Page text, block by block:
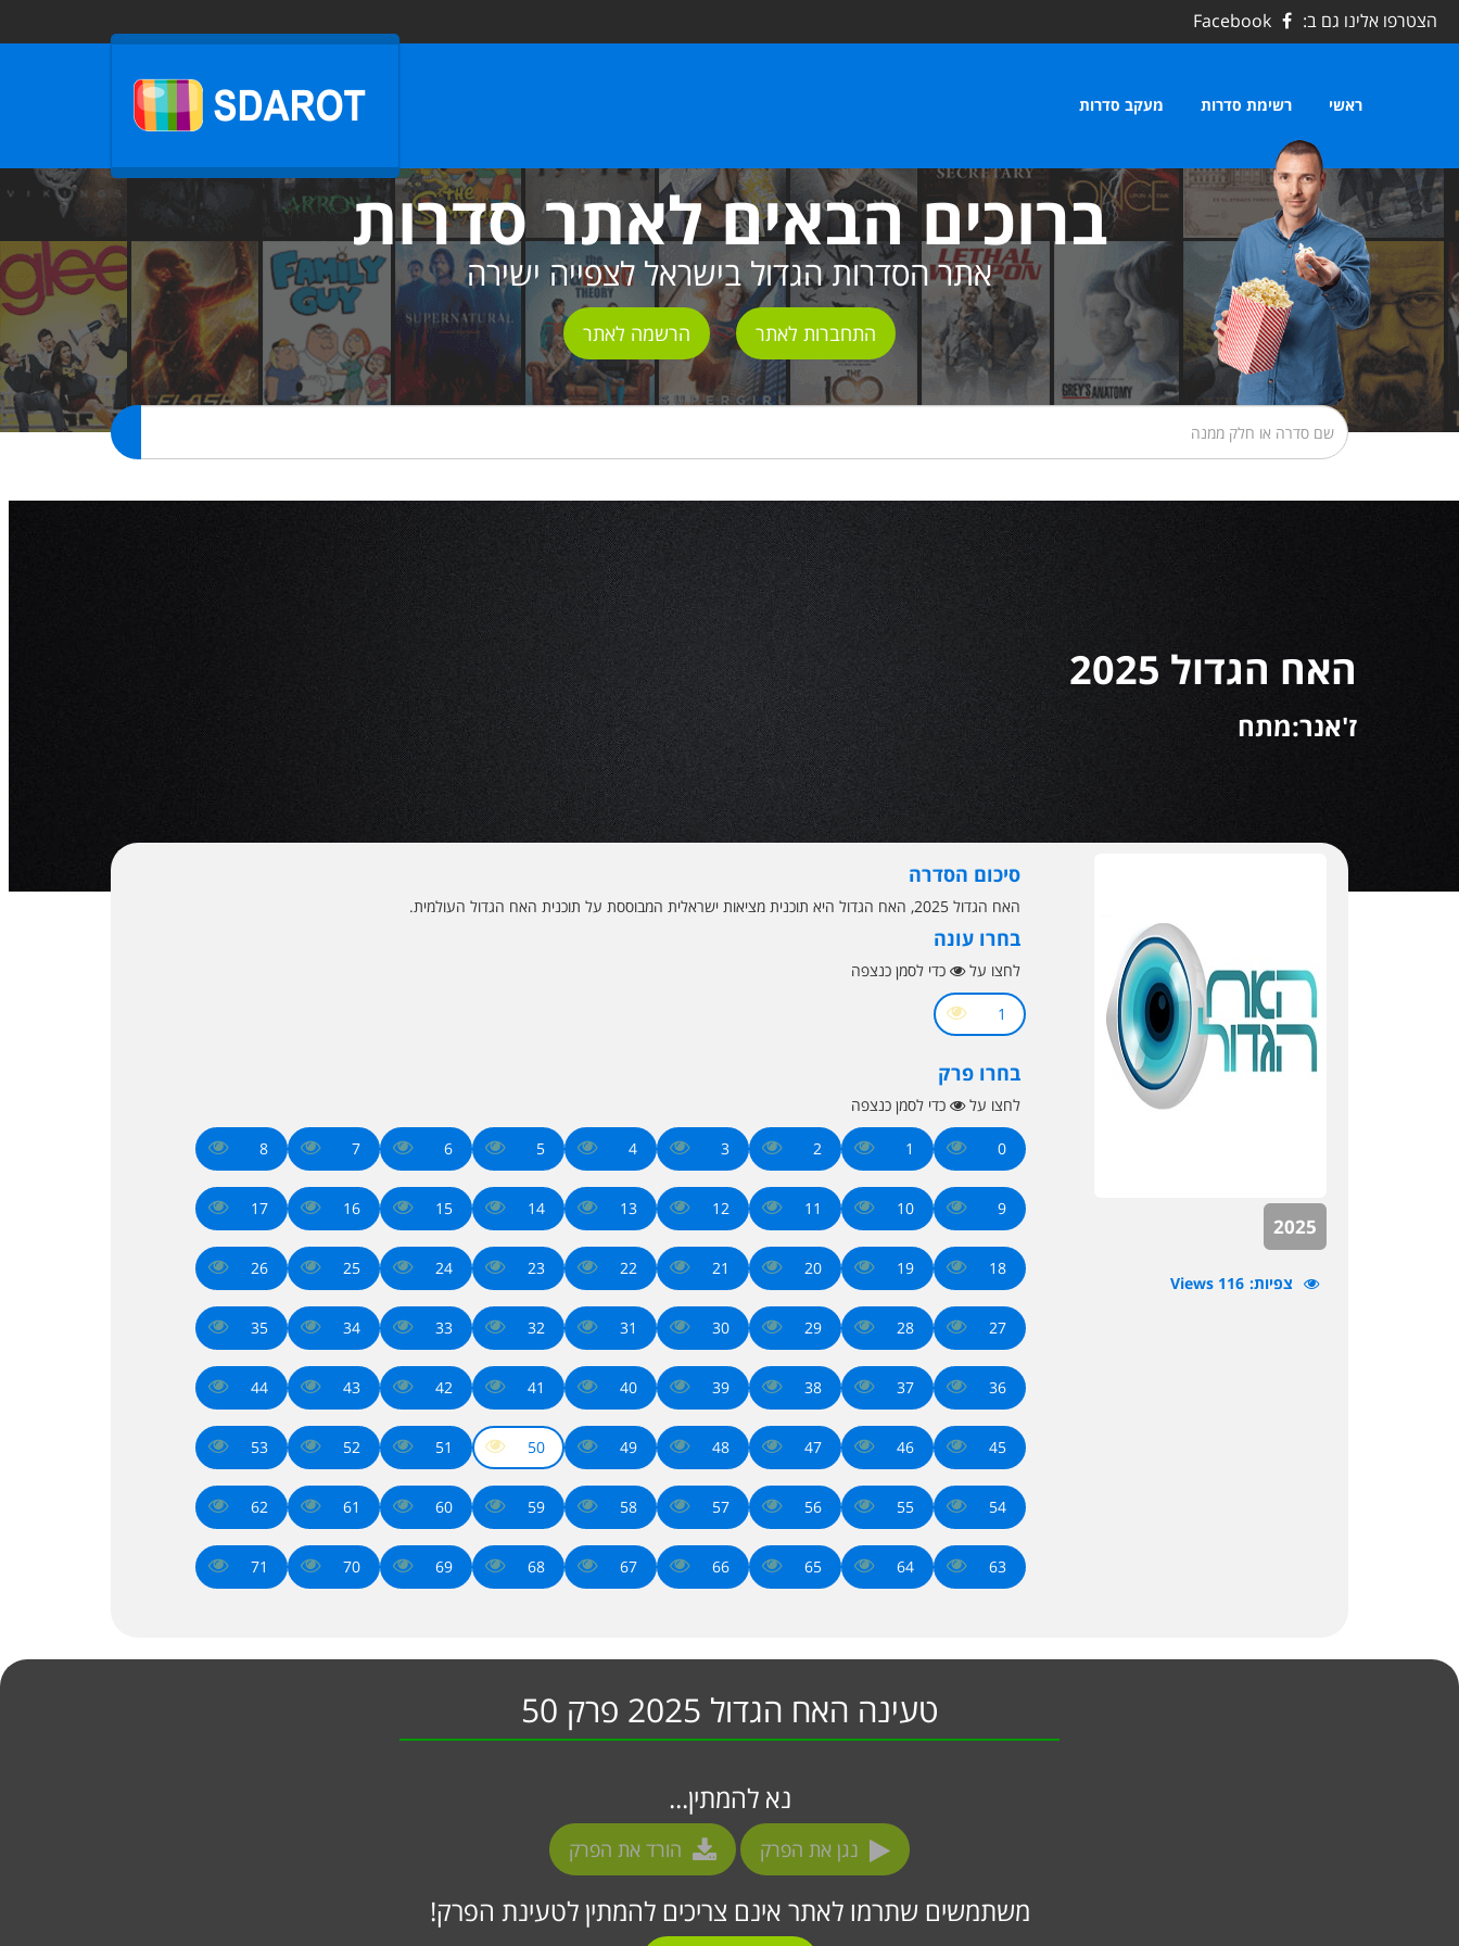
הצטרפו אלינו גם ב: Facebook
ראשי רשימת סדרות מעקב סדרות
ברוכים הבאים לאתר סדרות
אתר הסדרות הגדול בישראל לצפייה ישירה
התחברות לאתר הרשמה לאתר
האח הגדול 2025
ז'אנר:מתח
2025
צפיות 116 Views
סיכום הסדרה
האח הגדול 2025, האח הגדול היא תוכנית מציאות ישראלית המבוססת על תוכנית האח הגדול העולמית.
בחרו עונה
לחצו על כדי לסמן כנצפה
1
בחרו פרק
לחצו על כדי לסמן כנצפה
0
1
2
3
4
5
6
7
8
9
10
11
12
13
14
15
16
17
18
19
20
21
22
23
24
25
26
27
28
29
30
31
32
33
34
35
36
37
38
39
40
41
42
43
44
45
46
47
48
49
50
51
52
53
54
55
56
57
58
59
60
61
62
63
64
65
66
67
68
69
70
71
טעינה האח הגדול 2025 פרק 50
נא להמתין...
נגן את הפרק הורד את הפרק
משתמשים שתרמו לאתר אינם צריכים להמתין לטעינת הפרק!